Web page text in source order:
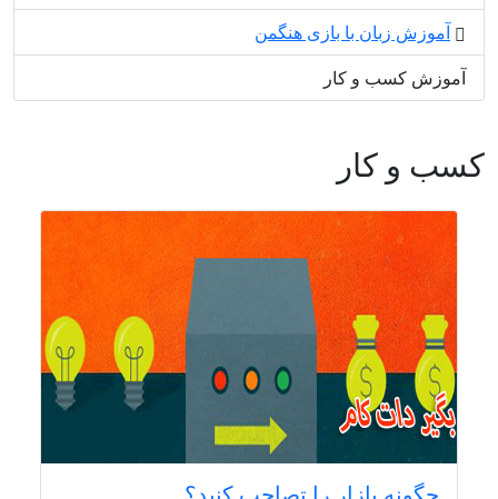
آموزش زبان با بازی هنگمن
آموزش کسب و کار
کسب و کار